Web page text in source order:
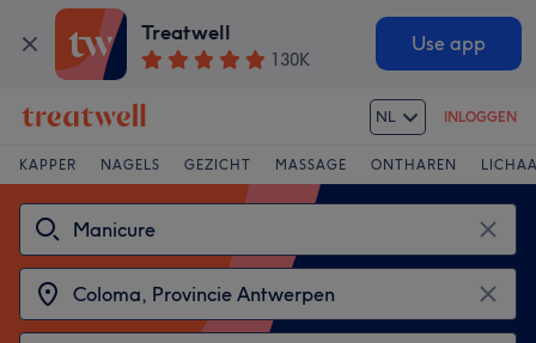
Treatwell
130K
Use app
NL INLOGGEN
KAPPER NAGELS GEZICHT MASSAGE ONTHAREN